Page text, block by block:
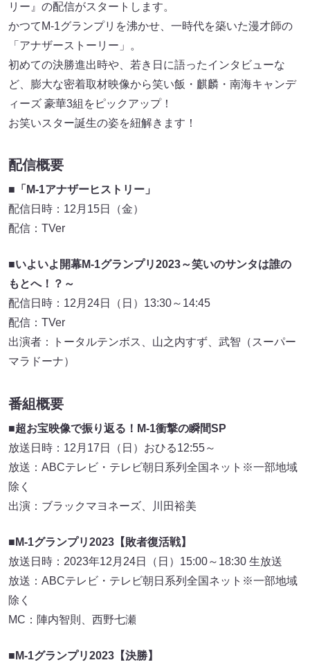
リー』の配信がスタートします。
かつてM-1グランプリを沸かせ、一時代を築いた漫才師の
「アナザーストーリー」。
初めての決勝進出時や、若き日に語ったインタビューな
ど、膨大な密着取材映像から笑い飯・麒麟・南海キャンデ
ィーズ 豪華3組をピックアップ！
お笑いスター誕生の姿を紐解きます！
配信概要
■「M-1アナザーヒストリー」
配信日時：12月15日（金）
配信：TVer
■いよいよ開幕M-1グランプリ2023～笑いのサンタは誰の
もとへ！？～
配信日時：12月24日（日）13:30～14:45
配信：TVer
出演者：トータルテンボス、山之内すず、武智（スーパー
マラドーナ）
番組概要
■超お宝映像で振り返る！M-1衝撃の瞬間SP
放送日時：12月17日（日）おひる12:55～
放送：ABCテレビ・テレビ朝日系列全国ネット※一部地域
除く
出演：ブラックマヨネーズ、川田裕美
■M-1グランプリ2023【敗者復活戦】
放送日時：2023年12月24日（日）15:00～18:30 生放送
放送：ABCテレビ・テレビ朝日系列全国ネット※一部地域
除く
MC：陣内智則、西野七瀬
■M-1グランプリ2023【決勝】